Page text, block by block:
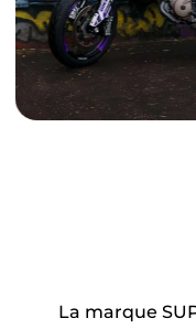
La marque